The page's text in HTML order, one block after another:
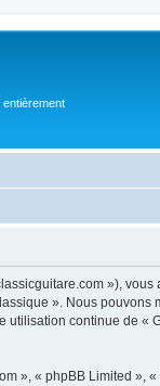
»),
». Nous
continue de «
», « phpBB Limited »,